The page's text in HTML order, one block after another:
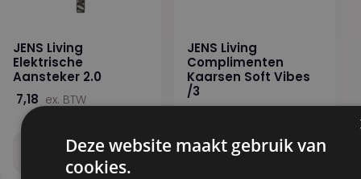
JENS Living
Elektrische
Aansteker 2.0
7,18 ex. BTW
Stel samen
JENS Living
Complimenten
Kaarsen Soft Vibes
/3
Stel samen
Deze website maakt gebruik van
cookies.